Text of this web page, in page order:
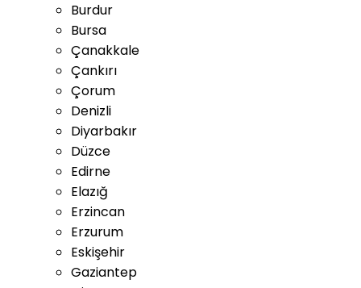
Burdur
Bursa
Çanakkale
Çankırı
Çorum
Denizli
Diyarbakır
Düzce
Edirne
Elazığ
Erzincan
Erzurum
Eskişehir
Gaziantep